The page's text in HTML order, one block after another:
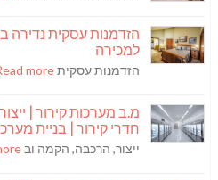
הזדמנות עסקית נדירה
למכירה
הזדמנות עסקיתmore [...]
מ.ב מערכות קירור |
חדרי קירור | בניית
ייצור, הרכבה, הקמה וב [...]